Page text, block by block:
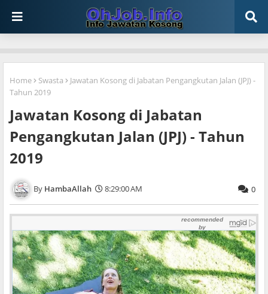
Home Swasta
Jawatan Kosong di Jabatan Pengangkutan Jalan (JPJ) -
Tahun 2019
Jawatan Kosong di Jabatan
Pengangkutan Jalan (JPJ) - Tahun
2019
HambaAllah 8:29:00 AM 0